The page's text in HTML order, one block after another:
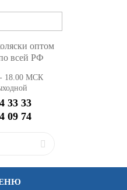
оптом
всей РФ
18.00 МСК
33 33
09 74